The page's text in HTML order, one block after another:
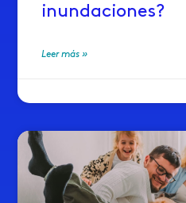
inundaciones?
Leer más »